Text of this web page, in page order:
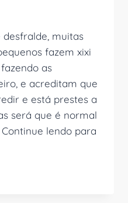
muitas
fazem xixi
as
e acreditam que
e está prestes a
será que é normal
lendo para